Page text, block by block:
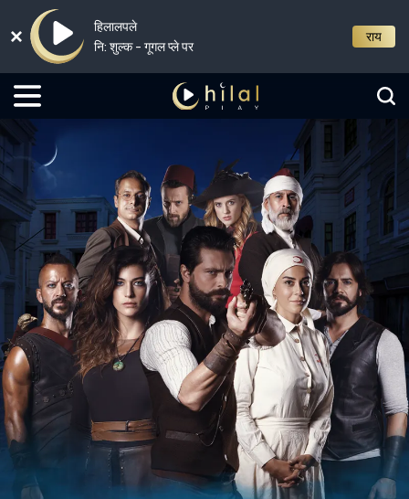
हिलालपले
नि: शुल्क - गूगल प्ले पर
राय